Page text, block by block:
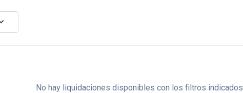
No hay liquidaciones disponibles con los filtros indicados